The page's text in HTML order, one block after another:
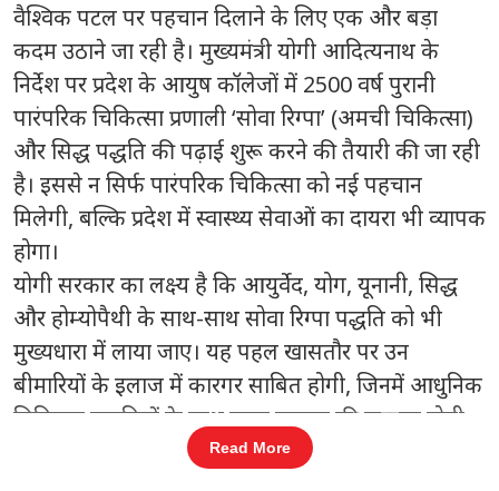
वैश्विक पटल पर पहचान दिलाने के लिए एक और बड़ा
कदम उठाने जा रही है। मुख्यमंत्री योगी आदित्यनाथ के
निर्देश पर प्रदेश के आयुष कॉलेजों में 2500 वर्ष पुरानी
पारंपरिक चिकित्सा प्रणाली ‘सोवा रिग्पा’ (अमची चिकित्सा)
और सिद्ध पद्धति की पढ़ाई शुरू करने की तैयारी की जा रही
है। इससे न सिर्फ पारंपरिक चिकित्सा को नई पहचान
मिलेगी, बल्कि प्रदेश में स्वास्थ्य सेवाओं का दायरा भी व्यापक
होगा।
योगी सरकार का लक्ष्य है कि आयुर्वेद, योग, यूनानी, सिद्ध
और होम्योपैथी के साथ-साथ सोवा रिग्पा पद्धति को भी
मुख्यधारा में लाया जाए। यह पहल खासतौर पर उन
बीमारियों के इलाज में कारगर साबित होगी, जिनमें आधुनिक
चिकित्सा पद्धतियों के साथ पूरक उपचार की जरूरत होती
है, जैसे कैंसर, जोड़ों का दर्द, मानसिक रोग और दीर्घकालिक
Read More